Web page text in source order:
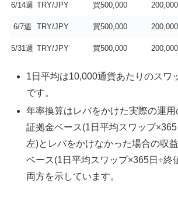
6/14週 TRY/JPY 買500,000
6/7週 TRY/JPY 買500,000
5/31週 TRY/JPY 買500,000
1日平均は10,000通貨あたりのスワ
です。
年率換算はレバをかけた実際の運用
証拠金ベース(1日平均スワップ×365
左)とレバをかけなかった場合の収
ベース(1日平均スワップ×365日÷終
両方を示しています。